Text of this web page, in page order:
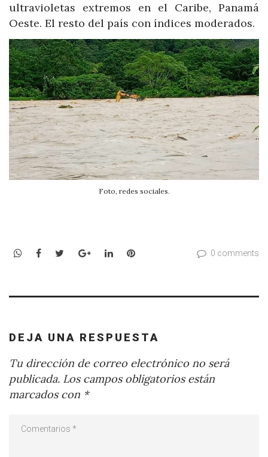
ultravioletas extremos en el Caribe, Panamá
Oeste. El resto del país con índices moderados.
Foto, redes sociales.
WhatsApp
Facebook
TwitterGoogle+LinkedInPinterest 0 comments
DEJA UNA RESPUESTA
Tu dirección de correo electrónico no será
publicada. Los campos obligatorios están
marcados con *